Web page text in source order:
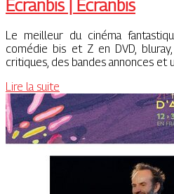
Ecranbis | Ecranbis
Le meilleur du cinéma
comédie bis et Z en DVD,
critiques, des bandes annonces et
Lire la suite